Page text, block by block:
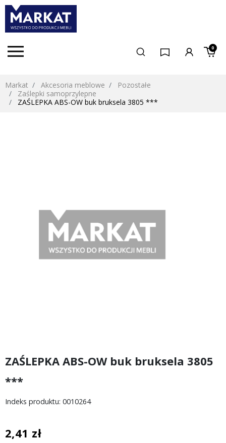
0
Markat Akcesoria meblowe
Pozostałe
Zaślepki samoprzylepne
ZAŚLEPKA ABS-OW buk bruksela 3805 ***
ZAŚLEPKA ABS-OW buk bruksela 3805
***
Indeks produktu: 0010264
2,41 zł